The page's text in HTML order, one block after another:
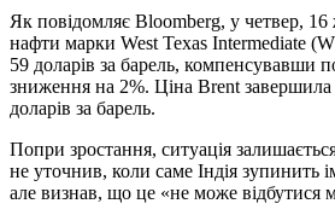
Як повідомляє Bloomberg, у четвер,
нафти марки West Texas Intermediate
59 доларів за барель, компенсувавши
зниження на 2%. Ціна Brent
доларів за барель.
Попри зростання, ситуація
не уточнив, коли саме Індія зупинить
але визнав, що це «не може відбутися